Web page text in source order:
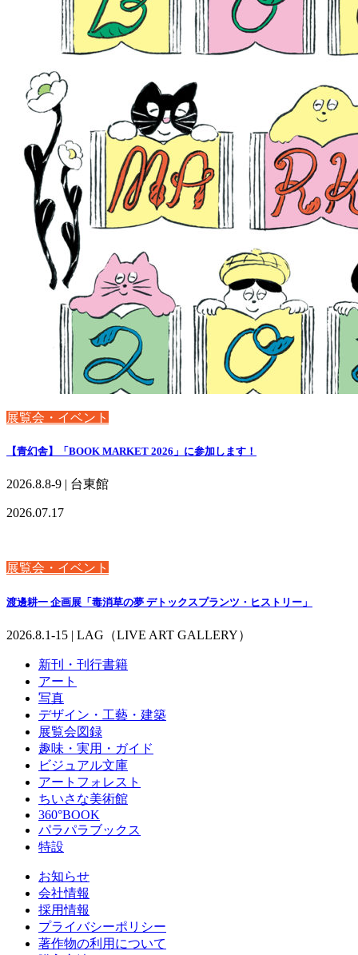
展覧会・イベント
【青幻舎】「BOOK MARKET 2026」に参加します！
2026.8.8-9 | 台東館
2026.07.17
展覧会・イベント
渡邊耕一 企画展「毒消草の夢 デトックスプランツ・ヒストリー」
2026.8.1-15 | LAG（LIVE ART GALLERY）
新刊・刊行書籍
アート
写真
デザイン・工藝・建築
展覧会図録
趣味・実用・ガイド
ビジュアル文庫
アートフォレスト
ちいさな美術館
360°BOOK
パラパラブックス
特設
お知らせ
会社情報
採用情報
プライバシーポリシー
著作物の利用について